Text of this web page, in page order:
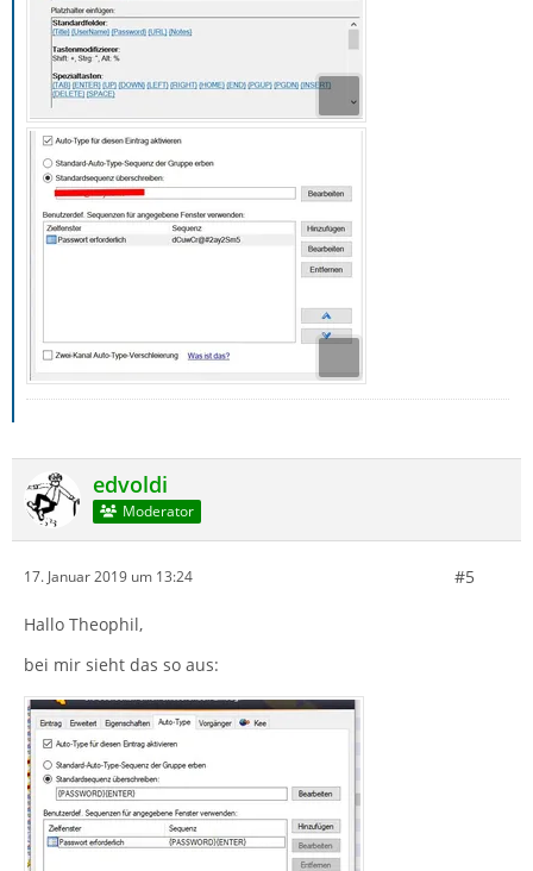
edvoldi
Moderator
17. Januar 2019 um 13:24 #5
Hallo Theophil,
bei mir sieht das so aus: